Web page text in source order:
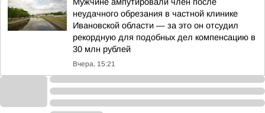
неудачного обрезания в частной клинике
Ивановской области — за это он отсудил
рекордную для подобных дел компенсацию в
30 млн рублей
Вчера, 15:21